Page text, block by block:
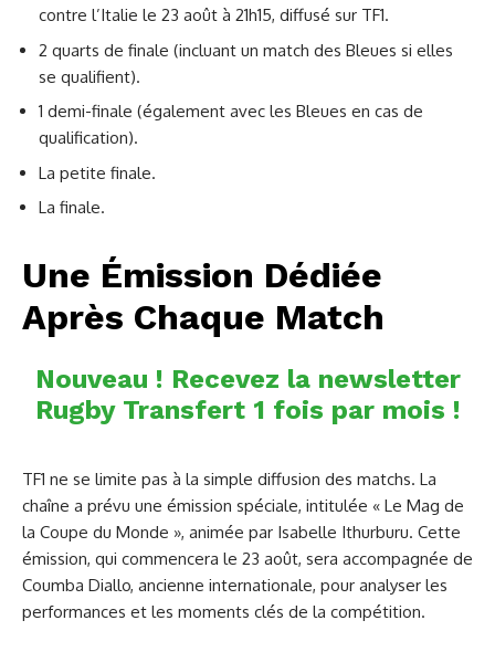
contre l’Italie le 23 août à 21h15, diffusé sur TF1.
2 quarts de finale (incluant un match des Bleues si elles
se qualifient).
1 demi-finale (également avec les Bleues en cas de
qualification).
La petite finale.
La finale.
Une Émission Dédiée
Après Chaque Match
Nouveau ! Recevez la newsletter
Rugby Transfert 1 fois par mois !
TF1 ne se limite pas à la simple diffusion des matchs. La
chaîne a prévu une émission spéciale, intitulée « Le Mag de
la Coupe du Monde », animée par Isabelle Ithurburu. Cette
émission, qui commencera le 23 août, sera accompagnée de
Coumba Diallo, ancienne internationale, pour analyser les
performances et les moments clés de la compétition.